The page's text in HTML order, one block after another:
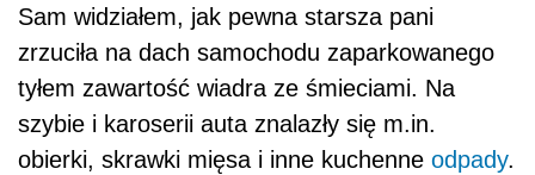
Sam widziałem, jak pewna starsza pani
zrzuciła na dach samochodu zaparkowanego
tyłem zawartość wiadra ze śmieciami. Na
szybie i karoserii auta znalazły się m.in.
obierki, skrawki mięsa i inne kuchenne odpady.